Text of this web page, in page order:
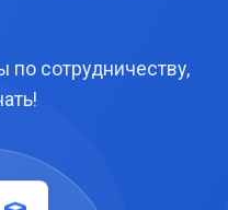
по сотрудничеству,